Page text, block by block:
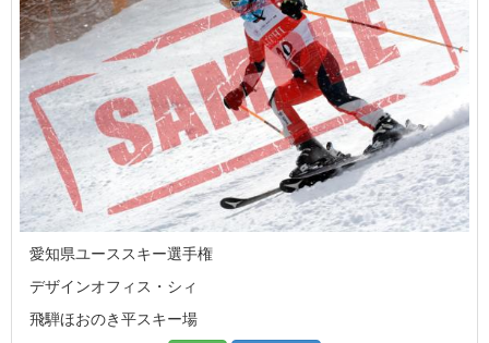
愛知県ユーススキー選手権
デザインオフィス・シィ
飛騨ほおのき平スキー場